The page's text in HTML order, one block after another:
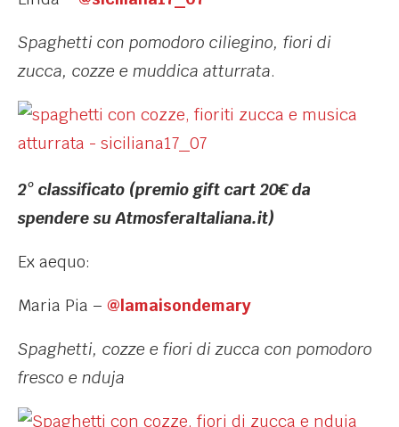
Spaghetti con pomodoro ciliegino, fiori di
zucca, cozze e muddica atturrata.
2° classificato (premio gift cart 20€ da
spendere su AtmosferaItaliana.it)
Ex aequo:
Maria Pia – @lamaisondemary
Spaghetti, cozze e fiori di zucca con pomodoro
fresco e nduja